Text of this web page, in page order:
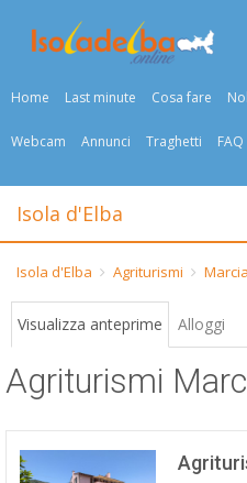
Home Last minute Cosa fare
Webcam Annunci Traghetti FAQ
Isola d'Elba
Isola d'Elba Agriturismi
Visualizza anteprime Alloggi
Agriturismi